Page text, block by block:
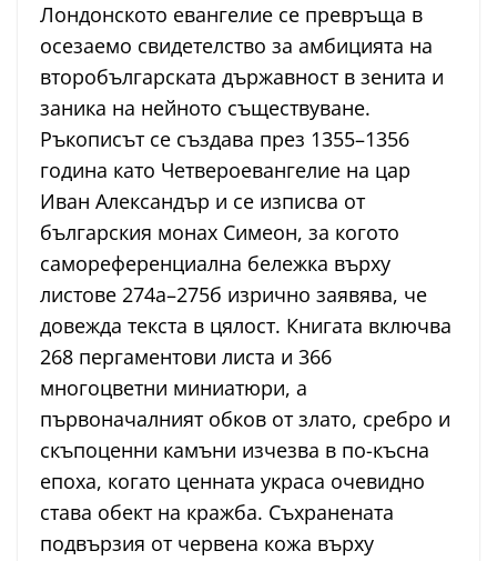
Лондонското евангелие се превръща в
осезаемо свидетелство за амбицията на
второбългарската държавност в зенита и
заника на нейното съществуване.
Ръкописът се създава през 1355–1356
година като Четвероевангелие на цар
Иван Александър и се изписва от
българския монах Симеон, за когото
самореференциална бележка върху
листове 274а–275б изрично заявява, че
довежда текста в цялост. Книгата включва
268 пергаментови листа и 366
многоцветни миниатюри, а
първоначалният обков от злато, сребро и
скъпоценни камъни изчезва в по-късна
епоха, когато ценната украса очевидно
става обект на кражба. Съхранената
подвързия от червена кожа върху